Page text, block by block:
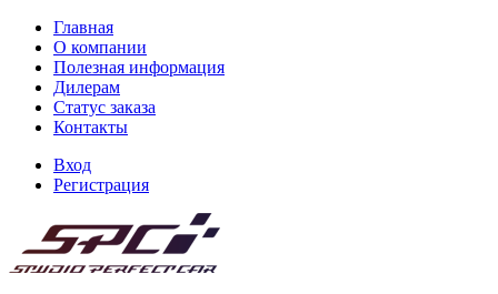
Главная
О компании
Полезная информация
Дилерам
Статус заказа
Контакты
Вход
Регистрация